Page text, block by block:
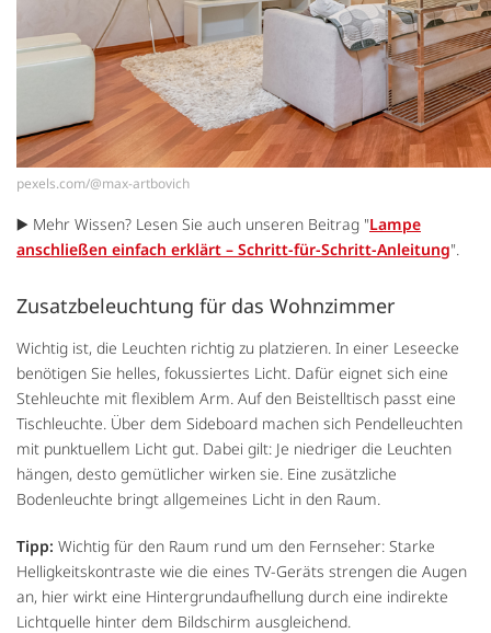
pexels.com/@max-artbovich
▶️ Mehr Wissen? Lesen Sie auch unseren Beitrag "Lampe
anschließen einfach erklärt – Schritt-für-Schritt-Anleitung".
Zusatzbeleuchtung für das Wohnzimmer
Wichtig ist, die Leuchten richtig zu platzieren. In einer Leseecke
benötigen Sie helles, fokussiertes Licht. Dafür eignet sich eine
Stehleuchte mit flexiblem Arm. Auf den Beistelltisch passt eine
Tischleuchte. Über dem Sideboard machen sich Pendelleuchten
mit punktuellem Licht gut. Dabei gilt: Je niedriger die Leuchten
hängen, desto gemütlicher wirken sie. Eine zusätzliche
Bodenleuchte bringt allgemeines Licht in den Raum.
Tipp: Wichtig für den Raum rund um den Fernseher: Starke
Helligkeitskontraste wie die eines TV-Geräts strengen die Augen
an, hier wirkt eine Hintergrundaufhellung durch eine indirekte
Lichtquelle hinter dem Bildschirm ausgleichend.